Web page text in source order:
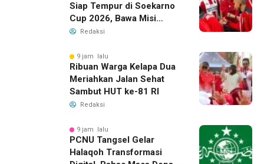
Siap Tempur di Soekarno
Cup 2026, Bawa Misi
Harumkan Nama Banten
Redaksi
9 jam lalu
Ribuan Warga Kelapa Dua
Meriahkan Jalan Sehat
Sambut HUT ke-81 RI
Redaksi
9 jam lalu
PCNU Tangsel Gelar
Halaqoh Transformasi